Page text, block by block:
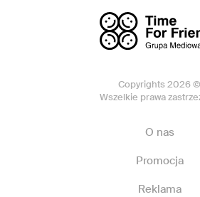
Copyrights 2026 ©
Wszelkie prawa
O nas
Promocja
Reklama